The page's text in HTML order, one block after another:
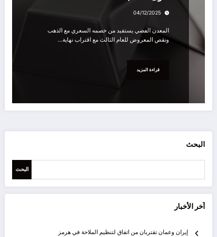
04/12/2025
المعدن الفضي يستفيد من خصمه السعري مع الذهب
ونقص المعروض للعام الثالث مع اقتراب نهاية…
قراءة المزيد
البحث
البحث
آخر الأخبار
إيران وعمان تقتربان من اتفاق لتنظيم الملاحة في هرمز